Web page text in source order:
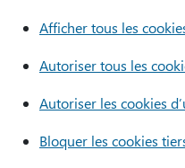
Afficher tous les
Autoriser tous les
Autoriser les cookies
Bloquer les cookies